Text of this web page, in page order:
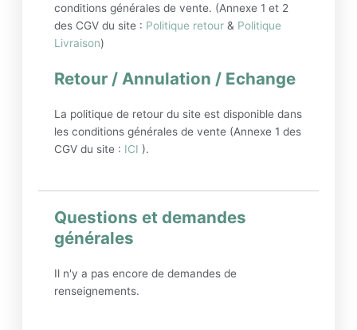
conditions générales de vente. (Annexe 1 et 2
des CGV du site : Politique retour & Politique
Livraison)
Retour / Annulation / Echange
La politique de retour du site est disponible dans
les conditions générales de vente (Annexe 1 des
CGV du site : ICI ).
Questions et demandes
générales
Il n'y a pas encore de demandes de
renseignements.